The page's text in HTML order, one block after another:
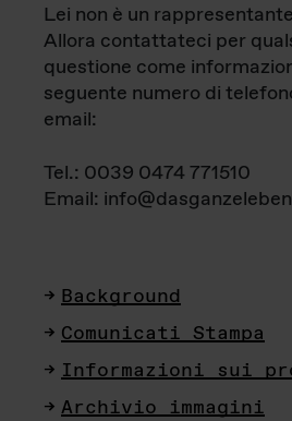
Lei non è un
Allora contattateci per
questione come
seguente numero di
email:
Tel.: 0039 0474 771510
Email:
Background
Comunicati Stampa
Informazioni sui
Archivio immagini